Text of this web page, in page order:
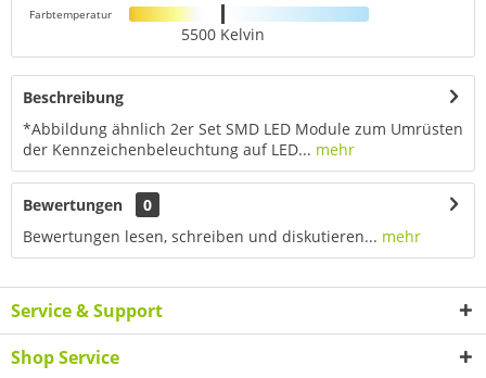
Farbtemperatur
5500 Kelvin
Beschreibung
*Abbildung ähnlich 2er Set SMD LED Module zum Umrüsten
der Kennzeichenbeleuchtung auf LED... mehr
Bewertungen
0
Bewertungen lesen, schreiben und diskutieren... mehr
Service & Support
Shop Service